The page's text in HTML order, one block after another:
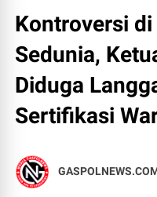
Kontroversi
Sedunia,
Diduga
Sertifikasi